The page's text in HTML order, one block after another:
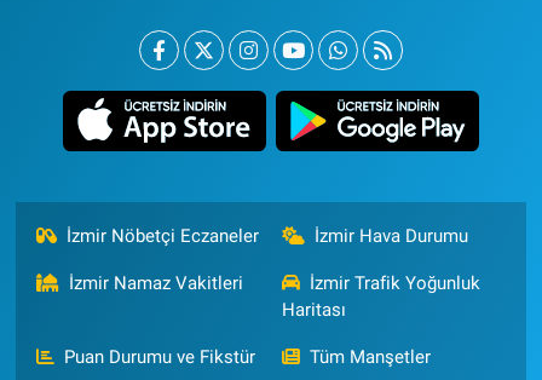
İzmir Nöbetçi Eczaneler İzmir Hava Durumu
İzmir Namaz Vakitleri
İzmir Trafik Yoğunluk
Haritası
Puan Durumu ve Fikstür Tüm Manşetler